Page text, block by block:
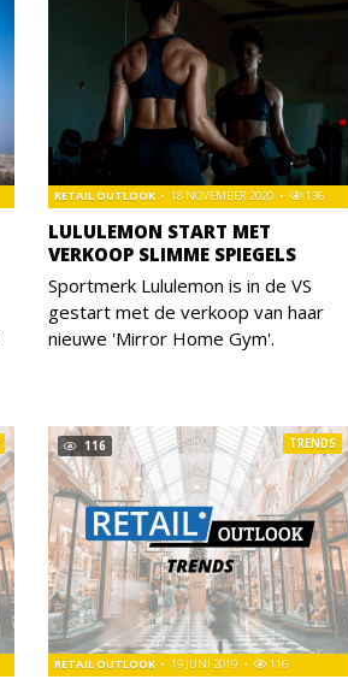
LULULEMON START MET
VERKOOP SLIMME SPIEGELS
RETAIL OUTLOOK 18 NOVEMBER 2020 136
Sportmerk Lululemon is in de VS
gestart met de verkoop van haar
nieuwe 'Mirror Home Gym'.
116
RETAIL OUTLOOK 19 JUNI 2019 116
TRENDS